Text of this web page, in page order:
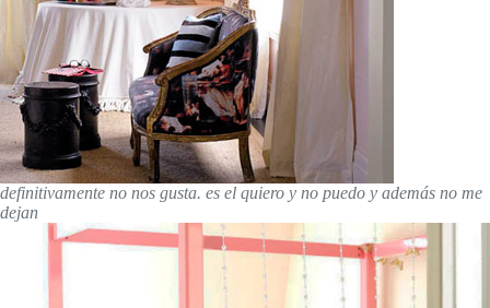
definitivamente no nos gusta. es el quiero y no puedo y además no me
dejan